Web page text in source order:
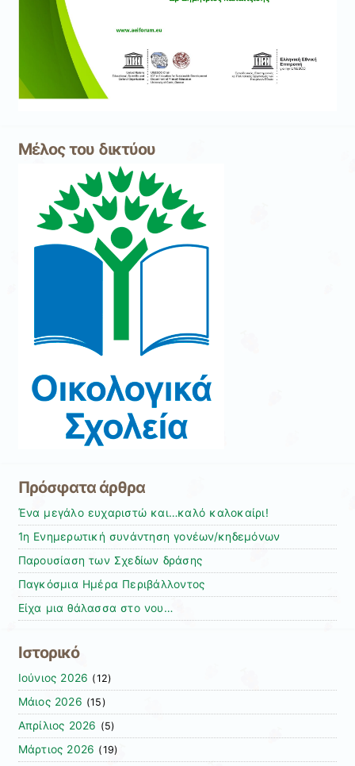
Μέλος του δικτύου
Πρόσφατα άρθρα
Ένα μεγάλο ευχαριστώ και…καλό καλοκαίρι!
1η Ενημερωτική συνάντηση γονέων/κηδεμόνων
Παρουσίαση των Σχεδίων δράσης
Παγκόσμια Ημέρα Περιβάλλοντος
Είχα μια θάλασσα στο νου…
Ιστορικό
Ιούνιος 2026 (12)
Μάιος 2026 (15)
Απρίλιος 2026 (5)
Μάρτιος 2026 (19)